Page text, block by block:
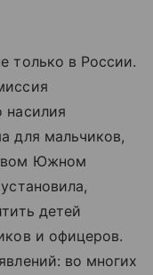
только в России.
насилия
для мальчиков,
Южном
детей
и офицеров.
во многих